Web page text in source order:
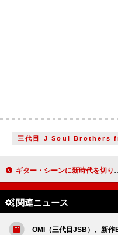
三代目 J Soul Brothers
ギター・シーンに新時代を切り拓いた神童、マッテオ・マンクーゾが新作アルバム『ルート96』で日本デビュー、初来日公演が5月に決定
関連ニュース
OMI（三代目JSB）、新作